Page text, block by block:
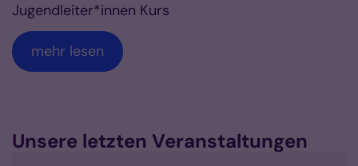
Jugendleiter*innen Kurs
mehr lesen
Unsere letzten Veranstaltungen